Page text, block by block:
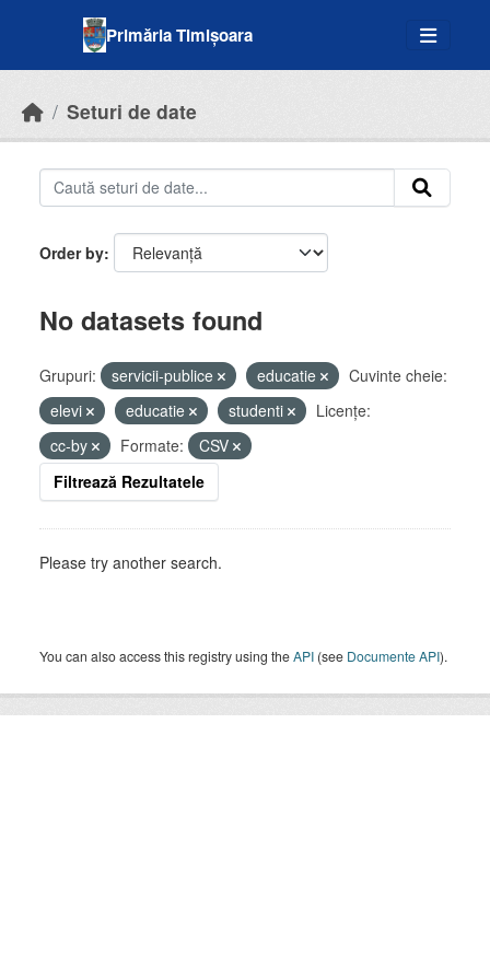
Primăria Timișoara
Seturi de date
Order by
No datasets found
Grupuri: servicii-publice educatie
Cuvinte cheie:
elevi
educatie studenti
Licenţe:
cc-by
Formate:
CSV
Filtrează Rezultatele
Please try another search.
You can also access this registry using theAPI (see Documente API).